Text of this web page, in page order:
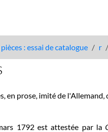
pièces : essai de catalogue r
en prose, imité de
1792 est attestée par la